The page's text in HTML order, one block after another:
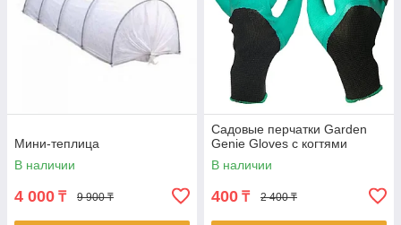
Мини-теплица
В наличии
4 000 ₸ 9 900 ₸
Садовые перчатки Garden
Genie Gloves с когтями
В наличии
400 ₸ 2 400 ₸